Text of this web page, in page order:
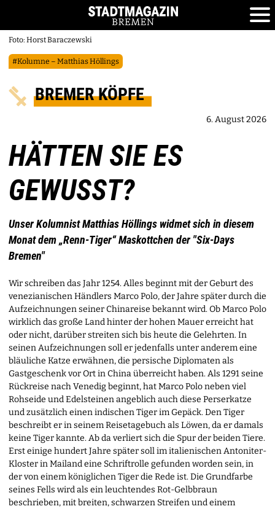
Foto: Horst Baraczewski
#Kolumne – Matthias Höllings
BREMER KÖPFE
6. August 2026
HÄTTEN SIE ES
GEWUSST?
Unser Kolumnist Matthias Höllings widmet sich in diesem
Monat dem „Renn-Tiger“ Maskottchen der "Six-Days
Bremen"
Wir schreiben das Jahr 1254. Alles beginnt mit der Geburt des
venezianischen Händlers Marco Polo, der Jahre später durch die
Aufzeichnungen seiner Chinareise bekannt wird. Ob Marco Polo
wirklich das große Land hinter der hohen Mauer erreicht hat
oder nicht, darüber streiten sich bis heute die Gelehrten. In
seinen Aufzeichnungen soll er jedenfalls unter anderem eine
bläuliche Katze erwähnen, die persische Diplomaten als
Gastgeschenk vor Ort in China überreicht haben. Als 1291 seine
Rückreise nach Venedig beginnt, hat Marco Polo neben viel
Rohseide und Edelsteinen angeblich auch diese Perserkatze
und zusätzlich einen indischen Tiger im Gepäck. Den Tiger
beschreibt er in seinem Reisetagebuch als Löwen, da er damals
keine Tiger kannte. Ab da verliert sich die Spur der beiden Tiere.
Erst einige hundert Jahre später soll im italienischen Antoniter-
Kloster in Mailand eine Schriftrolle gefunden worden sein, in
der von einem königlichen Tiger die Rede ist. Die Grundfarbe
seines Fells wird als ein leuchtendes Rot-Gelbbraun
beschrieben, mit breiten, schwarzen Streifen und einem